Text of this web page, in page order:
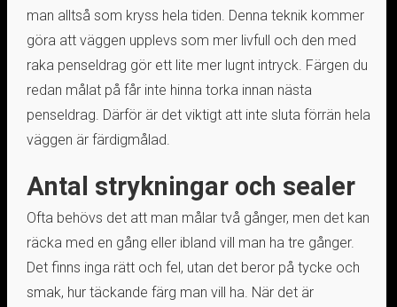
man alltså som kryss hela tiden. Denna teknik kommer
göra att väggen upplevs som mer livfull och den med
raka penseldrag gör ett lite mer lugnt intryck. Färgen du
redan målat på får inte hinna torka innan nästa
penseldrag. Därför är det viktigt att inte sluta förrän hela
väggen är färdigmålad.
Antal strykningar och sealer
Ofta behövs det att man målar två gånger, men det kan
räcka med en gång eller ibland vill man ha tre gånger.
Det finns inga rätt och fel, utan det beror på tycke och
smak, hur täckande färg man vill ha. När det är